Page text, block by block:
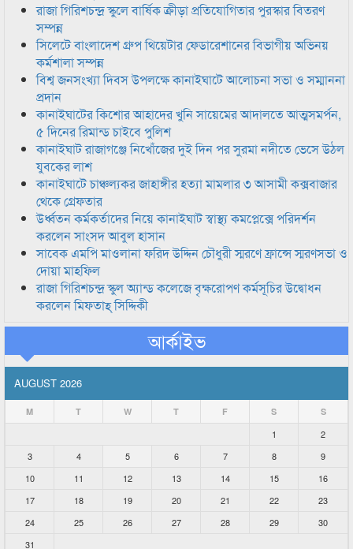
রাজা গিরিশচন্দ্র স্কুলে বার্ষিক ক্রীড়া প্রতিযোগিতার পুরস্কার বিতরণ
সম্পন্ন
সিলেটে বাংলাদেশ গ্রুপ থিয়েটার ফেডারেশানের বিভাগীয় অভিনয়
কর্মশালা সম্পন্ন
বিশ্ব জনসংখ্যা দিবস উপলক্ষে কানাইঘাটে আলোচনা সভা ও সম্মাননা
প্রদান
কানাইঘাটের কিশোর আহাদের খুনি সায়েমের আদালতে আত্মসমর্পন,
৫ দিনের রিমান্ড চাইবে পুলিশ
কানাইঘাট রাজাগঞ্জে নিখোঁজের দুই দিন পর সুরমা নদীতে ভেসে উঠল
যুবকের লাশ
কানাইঘাটে চাঞ্চল্যকর জাহাঙ্গীর হত্যা মামলার ৩ আসামী কক্সবাজার
থেকে গ্রেফতার
উর্ধ্বতন কর্মকর্তাদের নিয়ে কানাইঘাট স্বাস্থ্য কমপ্লেক্সে পরিদর্শন
করলেন সাংসদ আবুল হাসান
সাবেক এমপি মাওলানা ফরিদ উদ্দিন চৌধুরী স্মরণে ফ্রান্সে স্মরণসভা ও
দোয়া মাহফিল
রাজা গিরিশচন্দ্র স্কুল অ্যান্ড কলেজে বৃক্ষরোপণ কর্মসূচির উদ্বোধন
করলেন মিফতাহ্ সিদ্দিকী
আর্কাইভ
AUGUST 2026
M T W T F S S
1
2
3
4 5 6 7 8
9
10
11 12 13 14 15
16
17
18 19 20 21 22
23
24
25 26 27 28 29
30
31